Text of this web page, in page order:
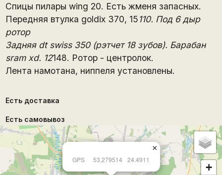
Спицы пилары wing 20. Есть жменя запасных.
Передняя втулка goldix 370, 15110. Под 6 дыр
ротор
Задняя dt swiss 350 (рэтчет 18 зубов). Барабан
sram xd. 12148. Ротор - центролок.
Лента намотана, ниппеля установлены.
Есть доставка
Есть самовывоз
GPS 53.279514 24.4911
×
+